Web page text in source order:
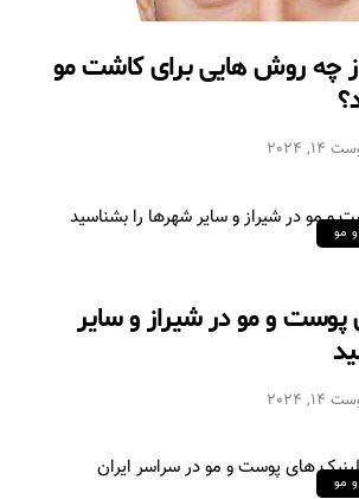
چه روش هایی برای کاشت مو
2024
مو
پوست و مو در شیراز و سایر
2024
مو